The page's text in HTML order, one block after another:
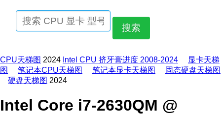
搜索
CPU天梯图 2024 Intel CPU 挤牙膏进度 2008-2024
显卡天梯
图
笔记本CPU天梯图 笔记本显卡天梯图
固态硬盘天梯图
硬盘天梯图 2024
Intel Core i7-2630QM @